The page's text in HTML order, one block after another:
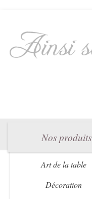
Nos produits
Art de la table
Décoration